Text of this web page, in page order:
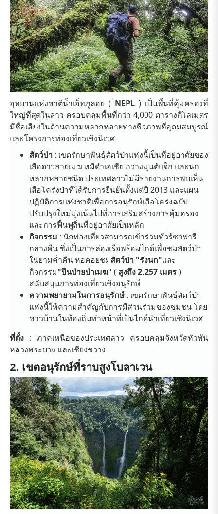
อุทยานแห่งชาติน้ำเอ็ทภูลอย ( NEPL ) เป็นพื้นที่คุ้มครองที่
ใหญ่ที่สุดในลาว ครอบคลุมพื้นที่กว่า 4,000 ตารางกิโลเมตร
มีชื่อเสียงในด้านความหลากหลายทางชีวภาพที่อุดมสมบูรณ์
และโครงการท่องเที่ยวเชิงนิเวศ
สัตว์ป่า : เขตรักษาพันธุ์สัตว์ป่าแห่งนี้เป็นที่อยู่อาศัยของ
เสือดาวลายเมฆ หมีดำเอเชีย กวางมุนต์แจ็ก และนก
หลากหลายชนิด ประเทศลาวไม่มีรายงานการพบเห็น
เสือโคร่งป่าที่ได้รับการยืนยันตั้งแต่ปี 2013 และแผน
ปฏิบัติการแห่งชาติเพื่อการอนุรักษ์เสือโคร่งฉบับ
ปรับปรุงใหม่มุ่งเน้นไปที่การเสริมสร้างการคุ้มครอง
และการฟื้นฟูถิ่นที่อยู่อาศัยเป็นหลัก
กิจกรรม : นักท่องเที่ยวสามารถเข้าร่วมทัวร์ซาฟารี
กลางคืน ซึ่งเป็นการล่องเรือพร้อมไกด์เพื่อชมสัตว์ป่า
ในยามค่ำคืน หอคอยชมสัตว์ป่า "รังนก"และ
กิจกรรม"ปีนป่ายป่าเมฆ" ( สูงถึง 2,257 เมตร)
สนับสนุนการท่องเที่ยวเชิงอนุรักษ์
ความพยายามในการอนุรักษ์ : เขตรักษาพันธุ์สัตว์ป่า
แห่งนี้ให้ความสำคัญกับการมีส่วนร่วมของชุมชน โดย
ชาวบ้านในท้องถิ่นทำหน้าที่เป็นไกด์นำเที่ยวเชิงนิเวศ
ที่ตั้ง : ภาคเหนือของประเทศลาว ครอบคลุมจังหวัดหัวพัน
หลวงพระบาง และเชียงขวาง
2. เขตอนุรักษ์ที่ราบสูงโบลาเวน